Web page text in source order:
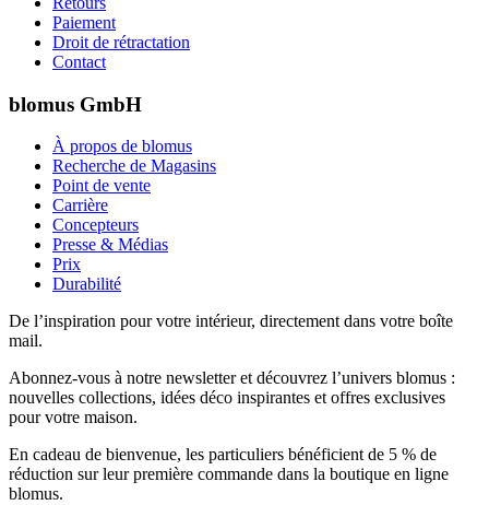
Paiement
Droit de rétractation
Contact
blomus GmbH
À propos de blomus
Recherche de Magasins
Point de vente
Carrière
Concepteurs
Presse & Médias
Prix
Durabilité
De l’inspiration pour votre intérieur, directement dans votre boîte
mail.
Abonnez-vous à notre newsletter et découvrez l’univers blomus :
nouvelles collections, idées déco inspirantes et offres exclusives
pour votre maison.
En cadeau de bienvenue, les particuliers bénéficient de 5 % de
réduction sur leur première commande dans la boutique en ligne
blomus.